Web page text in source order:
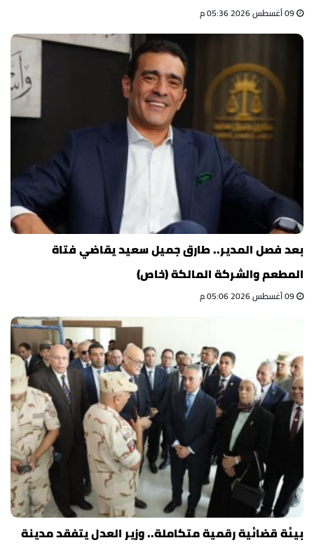
بعد فصل المدير.. طارق جميل سعيد يقاضي فتاة
المطعم والشركة المالكة (خاص)
بيئة قضائية رقمية متكاملة.. وزير العدل يتفقد مدينة